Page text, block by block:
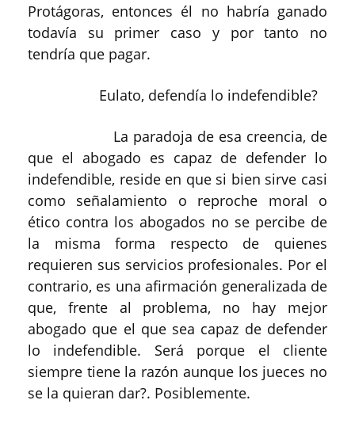
Protágoras, entonces él no habría ganado
todavía su primer caso y por tanto no
tendría que pagar.
Eulato, defendía lo indefendible?
La paradoja de esa creencia, de
que el abogado es capaz de defender lo
indefendible, reside en que si bien sirve casi
como señalamiento o reproche moral o
ético contra los abogados no se percibe de
la misma forma respecto de quienes
requieren sus servicios profesionales. Por el
contrario, es una afirmación generalizada de
que, frente al problema, no hay mejor
abogado que el que sea capaz de defender
lo indefendible. Será porque el cliente
siempre tiene la razón aunque los jueces no
se la quieran dar?. Posiblemente.